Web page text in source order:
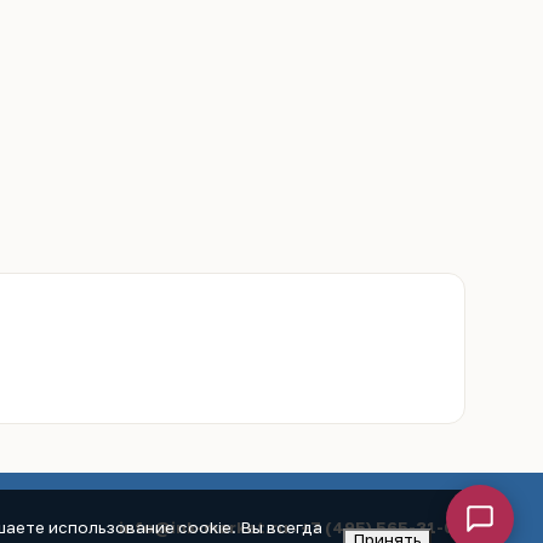
info@ink-market.ru·+7 (495) 565-31-09
использование cookie. Вы всегда